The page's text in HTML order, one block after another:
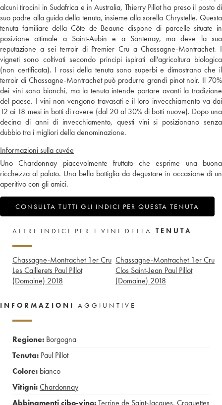
alcuni tirocini in Sudafrica e in Australia, Thierry Pillot ha preso il posto di
suo padre alla guida della tenuta, insieme alla sorella Chrystelle. Questa
tenuta familiare della Côte de Beaune dispone di parcelle situate in
posizione ottimale a Saint-Aubin e a Santenay, ma deve la sua
reputazione a sei terroir di Premier Cru a Chassagne-Montrachet. I
vigneti sono coltivati secondo principi ispirati all'agricoltura biologica
(non certificata). I rossi della tenuta sono superbi e dimostrano che il
terroir di Chassagne-Montrachet può produrre grandi pinot noir. Il 70%
dei vini sono bianchi, ma la tenuta intende portare avanti la tradizione
del paese. I vini non vengono travasati e il loro invecchiamento va dai
12 ai 18 mesi in botti di rovere (dal 20 al 30% di botti nuove). Dopo una
decina di anni di invecchiamento, questi vini si posizionano senza
dubbio tra i migliori della denominazione.
Informazioni sulla cuvée
Uno Chardonnay piacevolmente fruttato che esprime una buona
ricchezza al palato. Una bella bottiglia da degustare in occasione di un
aperitivo con gli amici.
CONSULTA TUTTI GLI INDICI PER QUESTA TENUTA
ALTRI INDICI PER I VINI DELLA TENUTA
Chassagne-Montrachet 1er Cru
Les Caillerets Paul Pillot
(Domaine) 2018
Chassagne-Montrachet 1er Cru
Clos Saint-Jean Paul Pillot
(Domaine) 2018
INFORMAZIONI AGGIUNTIVE
Regione: Borgogna
Tenuta: Paul Pillot
Colore: bianco
Vitigni:Chardonnay
Abbinamenti cibo-vino:Terrine de Saint-Jacques, Croquettes